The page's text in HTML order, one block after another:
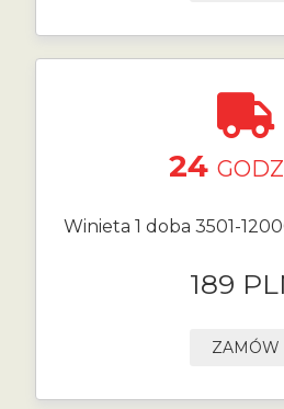
24
Winieta 1 doba 3501-
189
ZAMÓW